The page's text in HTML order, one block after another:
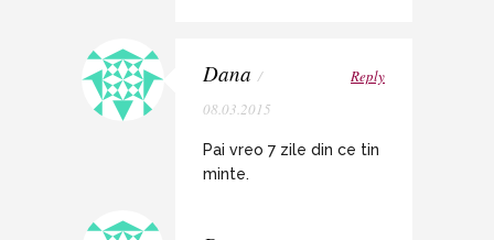
Dana /
08.03.2015
Reply
Pai vreo 7 zile din ce tin
minte.